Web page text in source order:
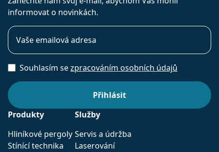
informovat o novinkách.
Souhlasím sezpracováním osobních údajů
Produkty
Hliníkové pergoly
Stínící technika
Služby
Servis a údržba
Laserování